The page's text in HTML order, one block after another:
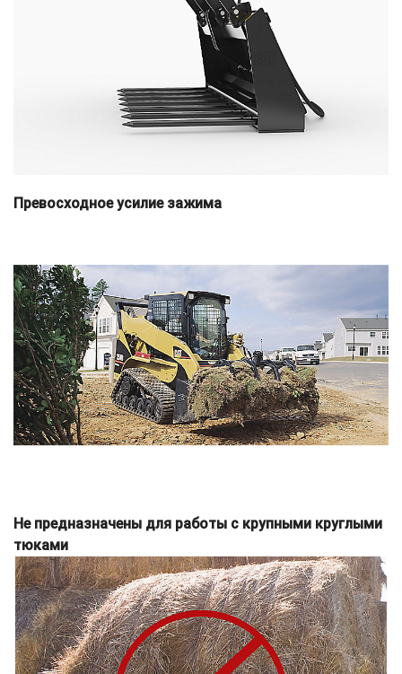
Превосходное усилие зажима
Не предназначены для работы с крупными круглыми
тюками